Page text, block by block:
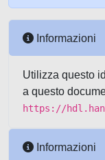
Informazioni
Utilizza questo
a questo
https://
Informazioni